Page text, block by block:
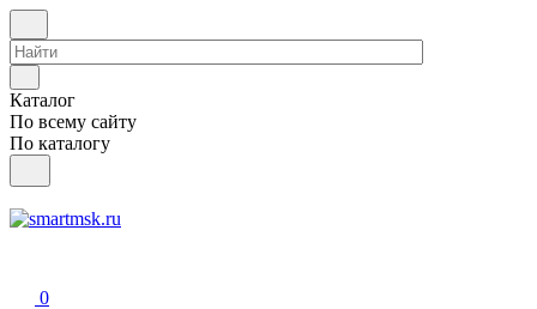
Каталог
По всему сайту
По каталогу
0